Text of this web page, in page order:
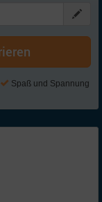
Spaß und Spannung